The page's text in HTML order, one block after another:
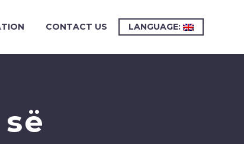
CONTACT US LANGUAGE: